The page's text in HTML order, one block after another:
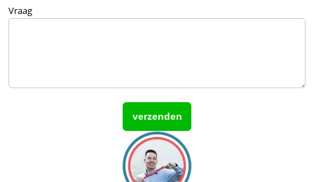
Vraag